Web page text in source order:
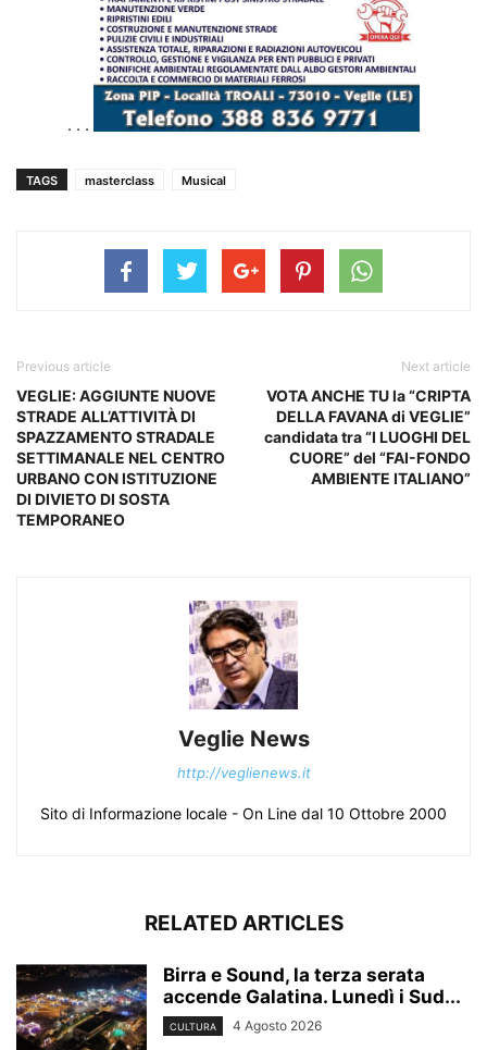
. . .
TAGS masterclass Musical
Previous article
VEGLIE: AGGIUNTE NUOVE
STRADE ALL’ATTIVITÀ DI
SPAZZAMENTO STRADALE
SETTIMANALE NEL CENTRO
URBANO CON ISTITUZIONE
DI DIVIETO DI SOSTA
TEMPORANEO
Next article
VOTA ANCHE TU la “CRIPTA
DELLA FAVANA di VEGLIE”
candidata tra “I LUOGHI DEL
CUORE” del “FAI-FONDO
AMBIENTE ITALIANO”
Veglie News
http://veglienews.it
Sito di Informazione locale - On Line dal 10 Ottobre 2000
RELATED ARTICLES
Birra e Sound, la terza serata
accende Galatina. Lunedì i Sud...
CULTURA 4 Agosto 2026